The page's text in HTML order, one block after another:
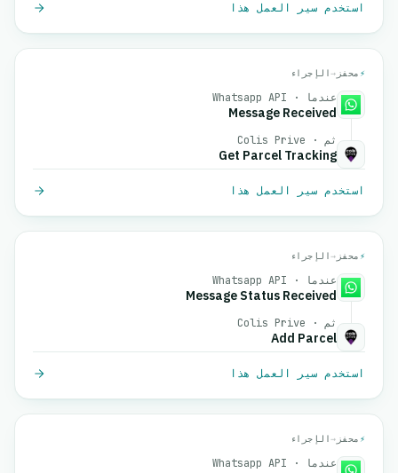
استخدم سير العمل هذا
⚡ محفز →الإجراء
عندما · Whatsapp API
Message Received
ثم · Colis Prive
Get Parcel Tracking
استخدم سير العمل هذا
⚡ محفز →الإجراء
عندما · Whatsapp API
Message Status Received
ثم · Colis Prive
Add Parcel
استخدم سير العمل هذا
⚡ محفز →الإجراء
عندما · Whatsapp API